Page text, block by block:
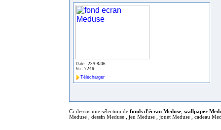
Date : 23/08/06
Vu : 7246
Télécharger
Ci-dessus une sélection de fonds d'écran Meduse wallpaper
Meduse , dessin Meduse , jeu Meduse , jouet Meduse , cadeau